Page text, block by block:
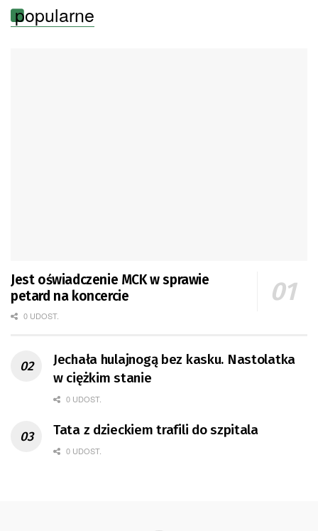
popularne
Jest oświadczenie MCK w sprawie
petard na koncercie
0 UDOST.
Jechała hulajnogą bez kasku. Nastolatka
w ciężkim stanie
0 UDOST.
Tata z dzieckiem trafili do szpitala
0 UDOST.